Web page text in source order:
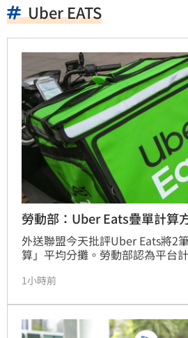
Uber EATS
勞動部：Uber Eats疊單計算
外送聯盟今天批評Uber Eats將2
算」平均分攤。勞動部認為平台
續加重處罰。
1小時前